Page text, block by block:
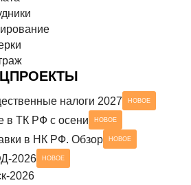
налоги 2027 НОВОЕ
в ТК РФ с осени НОВОЕ
в НК РФ. Обзор НОВОЕ
2026 НОВОЕ
2026